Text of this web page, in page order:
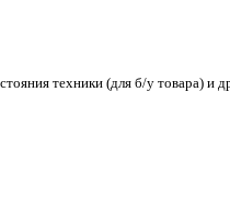
техники (для б/у товара) и